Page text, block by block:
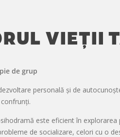
VIEȚII
de grup
personală și de
este eficient în explorarea
de socializare, celori cu o